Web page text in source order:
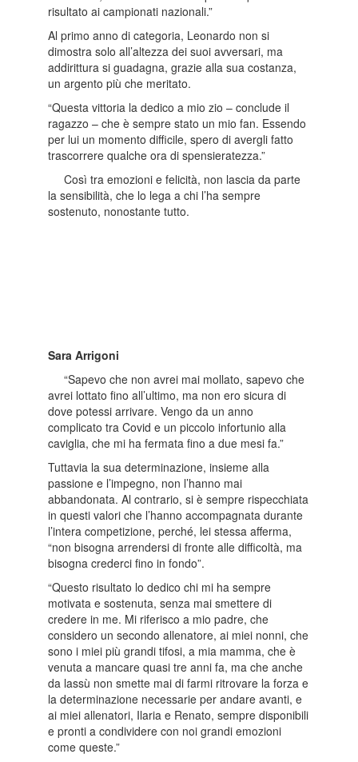
risultato ai campionati nazionali.”
Al primo anno di categoria, Leonardo non si
dimostra solo all’altezza dei suoi avversari, ma
addirittura si guadagna, grazie alla sua costanza,
un argento più che meritato.
“Questa vittoria la dedico a mio zio – conclude il
ragazzo – che è sempre stato un mio fan. Essendo
per lui un momento difficile, spero di avergli fatto
trascorrere qualche ora di spensieratezza.”
Così tra emozioni e felicità, non lascia da parte
la sensibilità, che lo lega a chi l’ha sempre
sostenuto, nonostante tutto.
Sara Arrigoni
“Sapevo che non avrei mai mollato, sapevo che
avrei lottato fino all’ultimo, ma non ero sicura di
dove potessi arrivare. Vengo da un anno
complicato tra Covid e un piccolo infortunio alla
caviglia, che mi ha fermata fino a due mesi fa.”
Tuttavia la sua determinazione, insieme alla
passione e l’impegno, non l’hanno mai
abbandonata. Al contrario, si è sempre rispecchiata
in questi valori che l’hanno accompagnata durante
l’intera competizione, perché, lei stessa afferma,
“non bisogna arrendersi di fronte alle difficoltà, ma
bisogna crederci fino in fondo”.
“Questo risultato lo dedico chi mi ha sempre
motivata e sostenuta, senza mai smettere di
credere in me. Mi riferisco a mio padre, che
considero un secondo allenatore, ai miei nonni, che
sono i miei più grandi tifosi, a mia mamma, che è
venuta a mancare quasi tre anni fa, ma che anche
da lassù non smette mai di farmi ritrovare la forza e
la determinazione necessarie per andare avanti, e
ai miei allenatori, Ilaria e Renato, sempre disponibili
e pronti a condividere con noi grandi emozioni
come queste.”